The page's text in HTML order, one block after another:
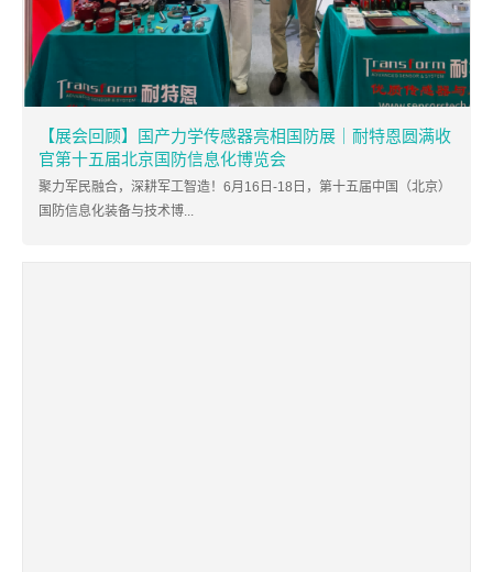
【展会回顾】国产力学传感器亮相国防展｜耐特恩圆满收
官第十五届北京国防信息化博览会
聚力军民融合，深耕军工智造！6月16日-18日，第十五届中国（北京）
国防信息化装备与技术博...